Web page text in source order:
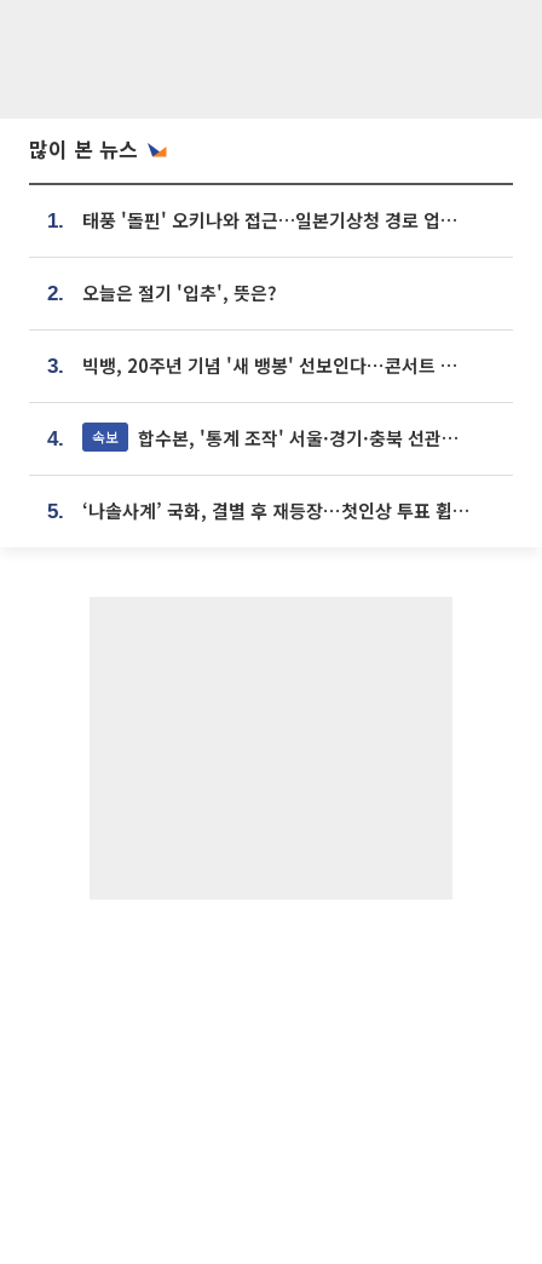
많이 본 뉴스
1. 태풍 '돌핀' 오키나와 접근…일본기상청 경로 업데이트
2. 오늘은 절기 '입추', 뜻은?
3. 빅뱅, 20주년 기념 '새 뱅봉' 선보인다⋯콘서트 앞두고 팝업 개최
4. 속보 합수본, '통계 조작' 서울·경기·충북 선관위 등 추가 압수수색
5. ‘나솔사계’ 국화, 결별 후 재등장⋯첫인상 투표 휩쓸고 ‘인기녀’ 등극